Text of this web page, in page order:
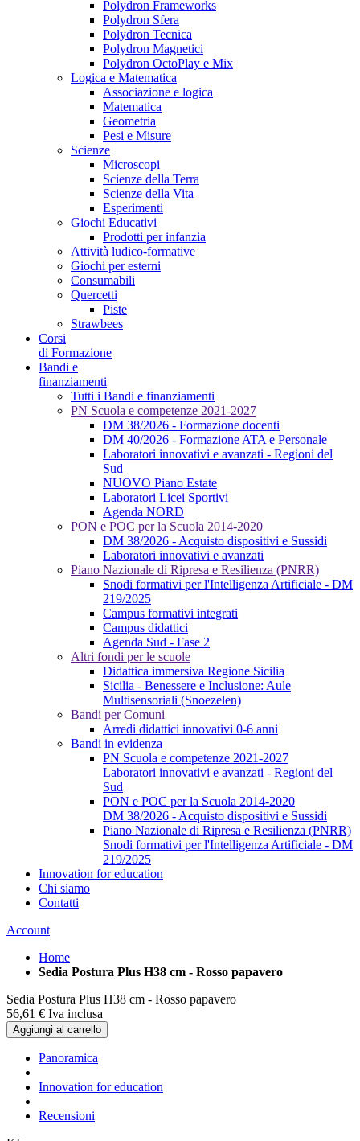
Polydron Frameworks
Polydron Sfera
Polydron Tecnica
Polydron Magnetici
Polydron OctoPlay e Mix
Logica e Matematica
Associazione e logica
Matematica
Geometria
Pesi e Misure
Scienze
Microscopi
Scienze della Terra
Scienze della Vita
Esperimenti
Giochi Educativi
Prodotti per infanzia
Attività ludico-formative
Giochi per esterni
Consumabili
Quercetti
Piste
Strawbees
Corsi
di Formazione
Bandi e
finanziamenti
Tutti i Bandi e finanziamenti
PN Scuola e competenze 2021-2027
DM 38/2026 - Formazione docenti
DM 40/2026 - Formazione ATA e Personale
Laboratori innovativi e avanzati - Regioni del
Sud
NUOVO Piano Estate
Laboratori Licei Sportivi
Agenda NORD
PON e POC per la Scuola 2014-2020
DM 38/2026 - Acquisto dispositivi e Sussidi
Laboratori innovativi e avanzati
Piano Nazionale di Ripresa e Resilienza (PNRR)
Snodi formativi per l'Intelligenza Artificiale - DM
219/2025
Campus formativi integrati
Campus didattici
Agenda Sud - Fase 2
Altri fondi per le scuole
Didattica immersiva Regione Sicilia
Sicilia - Benessere e Inclusione: Aule
Multisensoriali (Snoezelen)
Bandi per Comuni
Arredi didattici innovativi 0-6 anni
Bandi in evidenza
PN Scuola e competenze 2021-2027
Laboratori innovativi e avanzati - Regioni del
Sud
PON e POC per la Scuola 2014-2020
DM 38/2026 - Acquisto dispositivi e Sussidi
Piano Nazionale di Ripresa e Resilienza (PNRR)
Snodi formativi per l'Intelligenza Artificiale - DM
219/2025
Innovation for education
Chi siamo
Contatti
Account
Home
Sedia Postura Plus H38 cm - Rosso papavero
Sedia Postura Plus H38 cm - Rosso papavero
56,61 € Iva inclusa
Aggiungi al carrello
Panoramica
Innovation for education
Recensioni